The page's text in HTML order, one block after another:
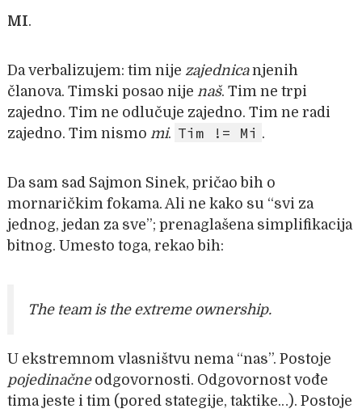
MI.
Da verbalizujem: tim nije zajednicanjenih
članova. Timski posao nije naš. Tim ne trpi
zajedno. Tim ne odlučuje zajedno. Tim ne radi
zajedno. Tim nismo mi. Tim != Mi .
Da sam sad Sajmon Sinek, pričao bih o
mornaričkim fokama. Ali ne kako su “svi za
jednog, jedan za sve”; prenaglašena simplifikacija
bitnog. Umesto toga, rekao bih:
The team is the extreme ownership.
U ekstremnom vlasništvu nema “nas”. Postoje
pojedinačneodgovornosti. Odgovornost vođe
tima jeste i tim (pored stategije, taktike…). Postoje